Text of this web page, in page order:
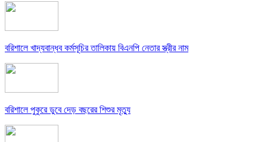
বরিশালে খাদ্যবান্ধব কর্মসূচির তালিকায় বিএনপি নেতার স্ত্রীর নাম
বরিশালে পুকুরে ডুবে দেড় বছরের শিশুর মৃত্যু